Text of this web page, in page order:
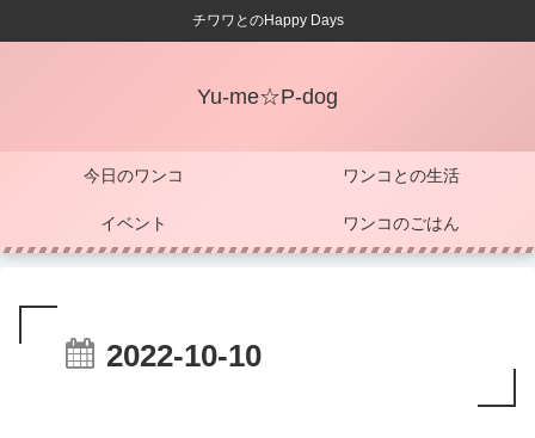
チワワとのHappy Days
Yu-me☆P-dog
今日のワンコ ワンコとの生活
イベント ワンコのごはん
2022-10-10